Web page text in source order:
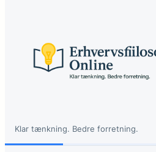
Klar tænkning. Bedre forretning.